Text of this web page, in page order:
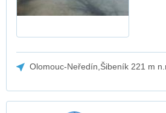
Olomouc-Neředín,Šibeník 221 m